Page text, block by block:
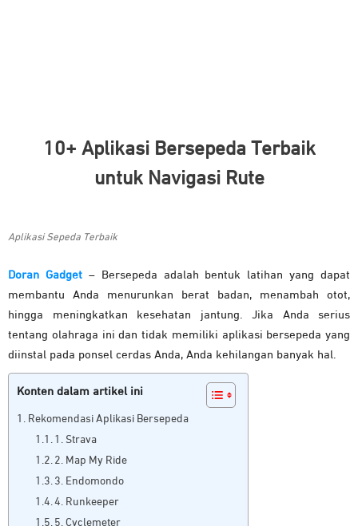
10+ Aplikasi Bersepeda Terbaik
untuk Navigasi Rute
Aplikasi Sepeda Terbaik
Doran Gadget– Bersepeda adalah bentuk latihan yang dapat
membantu Anda menurunkan berat badan, menambah otot,
hingga meningkatkan kesehatan jantung. Jika Anda serius
tentang olahraga ini dan tidak memiliki aplikasi bersepeda yang
diinstal pada ponsel cerdas Anda, Anda kehilangan banyak hal.
Konten dalam artikel ini
Rekomendasi Aplikasi Bersepeda
1. Strava
2. Map My Ride
3. Endomondo
4. Runkeeper
5. Cyclemeter